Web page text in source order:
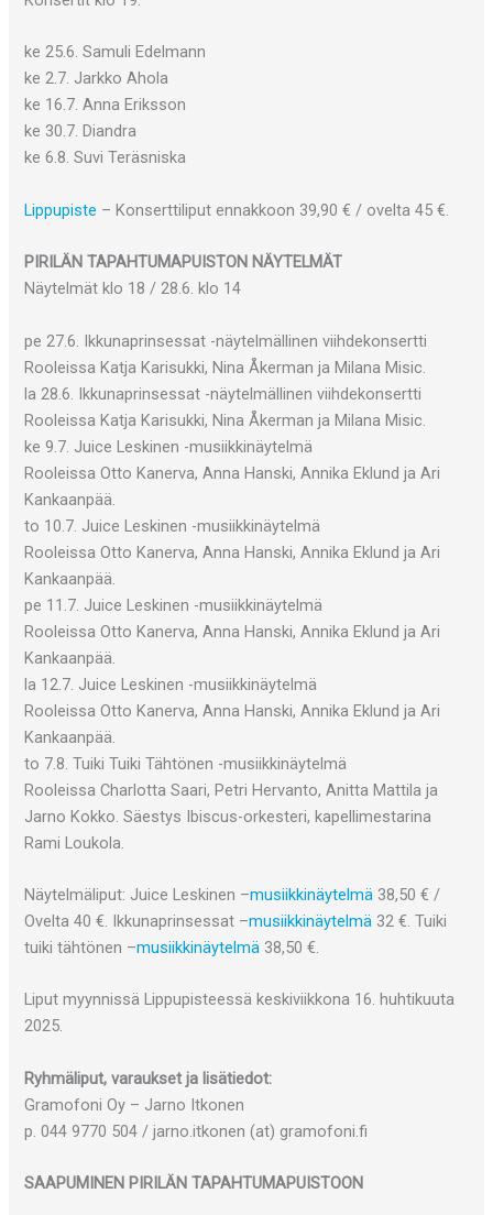
ke 25.6. Samuli Edelmann
ke 2.7. Jarkko Ahola
ke 16.7. Anna Eriksson
ke 30.7. Diandra
ke 6.8. Suvi Teräsniska
Lippupiste – Konserttiliput ennakkoon 39,90 € / ovelta 45 €.
PIRILÄN TAPAHTUMAPUISTON NÄYTELMÄT
Näytelmät klo 18 / 28.6. klo 14
pe 27.6. Ikkunaprinsessat -näytelmällinen viihdekonsertti
Rooleissa Katja Karisukki, Nina Åkerman ja Milana Misic.
la 28.6. Ikkunaprinsessat -näytelmällinen viihdekonsertti
Rooleissa Katja Karisukki, Nina Åkerman ja Milana Misic.
ke 9.7. Juice Leskinen -musiikkinäytelmä
Rooleissa Otto Kanerva, Anna Hanski, Annika Eklund ja Ari
Kankaanpää.
to 10.7. Juice Leskinen -musiikkinäytelmä
Rooleissa Otto Kanerva, Anna Hanski, Annika Eklund ja Ari
Kankaanpää.
pe 11.7. Juice Leskinen -musiikkinäytelmä
Rooleissa Otto Kanerva, Anna Hanski, Annika Eklund ja Ari
Kankaanpää.
la 12.7. Juice Leskinen -musiikkinäytelmä
Rooleissa Otto Kanerva, Anna Hanski, Annika Eklund ja Ari
Kankaanpää.
to 7.8. Tuiki Tuiki Tähtönen -musiikkinäytelmä
Rooleissa Charlotta Saari, Petri Hervanto, Anitta Mattila ja
Jarno Kokko. Säestys Ibiscus-orkesteri, kapellimestarina
Rami Loukola.
Näytelmäliput: Juice Leskinen –musiikkinäytelmä 38,50 € /
Ovelta 40 €. Ikkunaprinsessat –musiikkinäytelmä 32 €. Tuiki
tuiki tähtönen –musiikkinäytelmä 38,50 €.
Liput myynnissä Lippupisteessä keskiviikkona 16. huhtikuuta
2025.
Ryhmäliput, varaukset ja lisätiedot:
Gramofoni Oy – Jarno Itkonen
p. 044 9770 504 / jarno.itkonen (at) gramofoni.fi
SAAPUMINEN PIRILÄN TAPAHTUMAPUISTOON